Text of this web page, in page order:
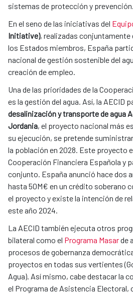
sistemas de protección y prevención.
En el seno de las iniciativas del
Initiative), realizadas conjuntamente
los Estados miembros, España
nacional de gestión sostenible del
creación de empleo.
Una de las prioridades de la
es la gestión del agua. Así, la AECID
desalinización y transporte de agua
Jordania, el proyecto nacional más
su ejecución, se pretende
la población en 2028. Este proyecto
Cooperación Financiera Española y
conjunto. España anunció hace dos
hasta 50M€ en un crédito soberano
el proyecto y existe la intención de
este año 2024.
La AECID también ejecuta otros
bilateral como el Programa Masarde
procesos de gobernanza
proyectos en todas sus vertientes
Agua). Así mismo, cabe destacar la
el Programa de Asistencia Electoral,